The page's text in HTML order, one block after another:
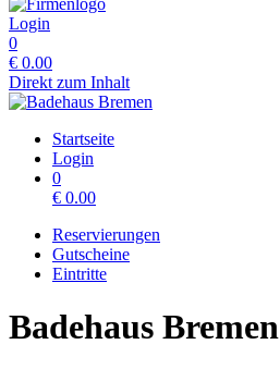
Login
0
€ 0.00
Direkt zum Inhalt
Startseite
Login
0
€ 0.00
Reservierungen
Gutscheine
Eintritte
Badehaus Bremen